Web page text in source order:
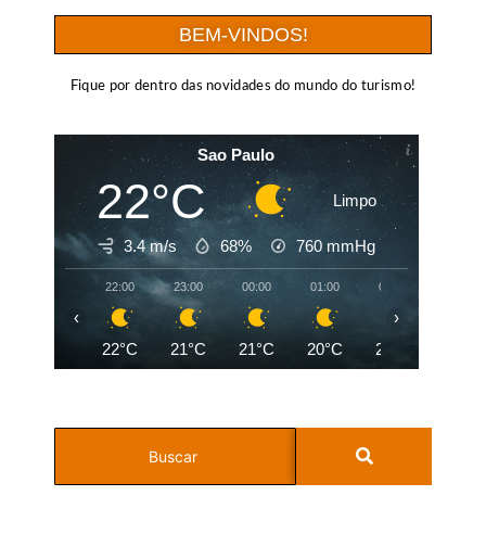
BEM-VINDOS!
Fique por dentro das novidades do mundo do turismo!
Sao Paulo
22°C Limpo
3.4 m/s 68% 760 mmHg
22:00
22°C
23:00
21°C
00:00
21°C
01:00
20°C
02:00
20°C
‹ ›